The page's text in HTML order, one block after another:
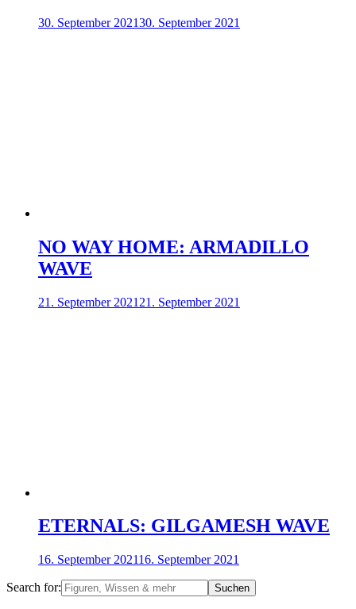
30. September 202130. September 2021
NO WAY HOME: ARMADILLO
WAVE
21. September 2021 21. September 2021
ETERNALS: GILGAMESH WAVE
16. September 202116. September 2021
Search for: